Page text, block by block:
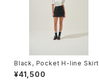
Black, Pocket H-line Skirt
¥41,500